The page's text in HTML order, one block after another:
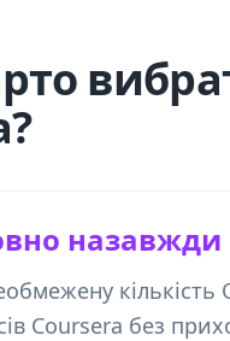
назавжди
кількість
Coursera без